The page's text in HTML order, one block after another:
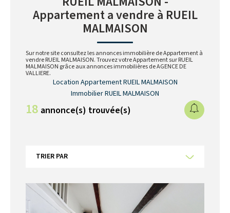
Appartement a vendre à RUEIL
MALMAISON
Sur notre site consultez les annonces immobilière de Appartement à
vendre RUEIL MALMAISON. Trouvez votre Appartement sur RUEIL
MALMAISON grâce aux annonces immobilières de AGENCE DE
VALLIERE.
Location Appartement RUEIL MALMAISON
Immobilier RUEIL MALMAISON
18 annonce(s) trouvée(s)
TRIER PAR